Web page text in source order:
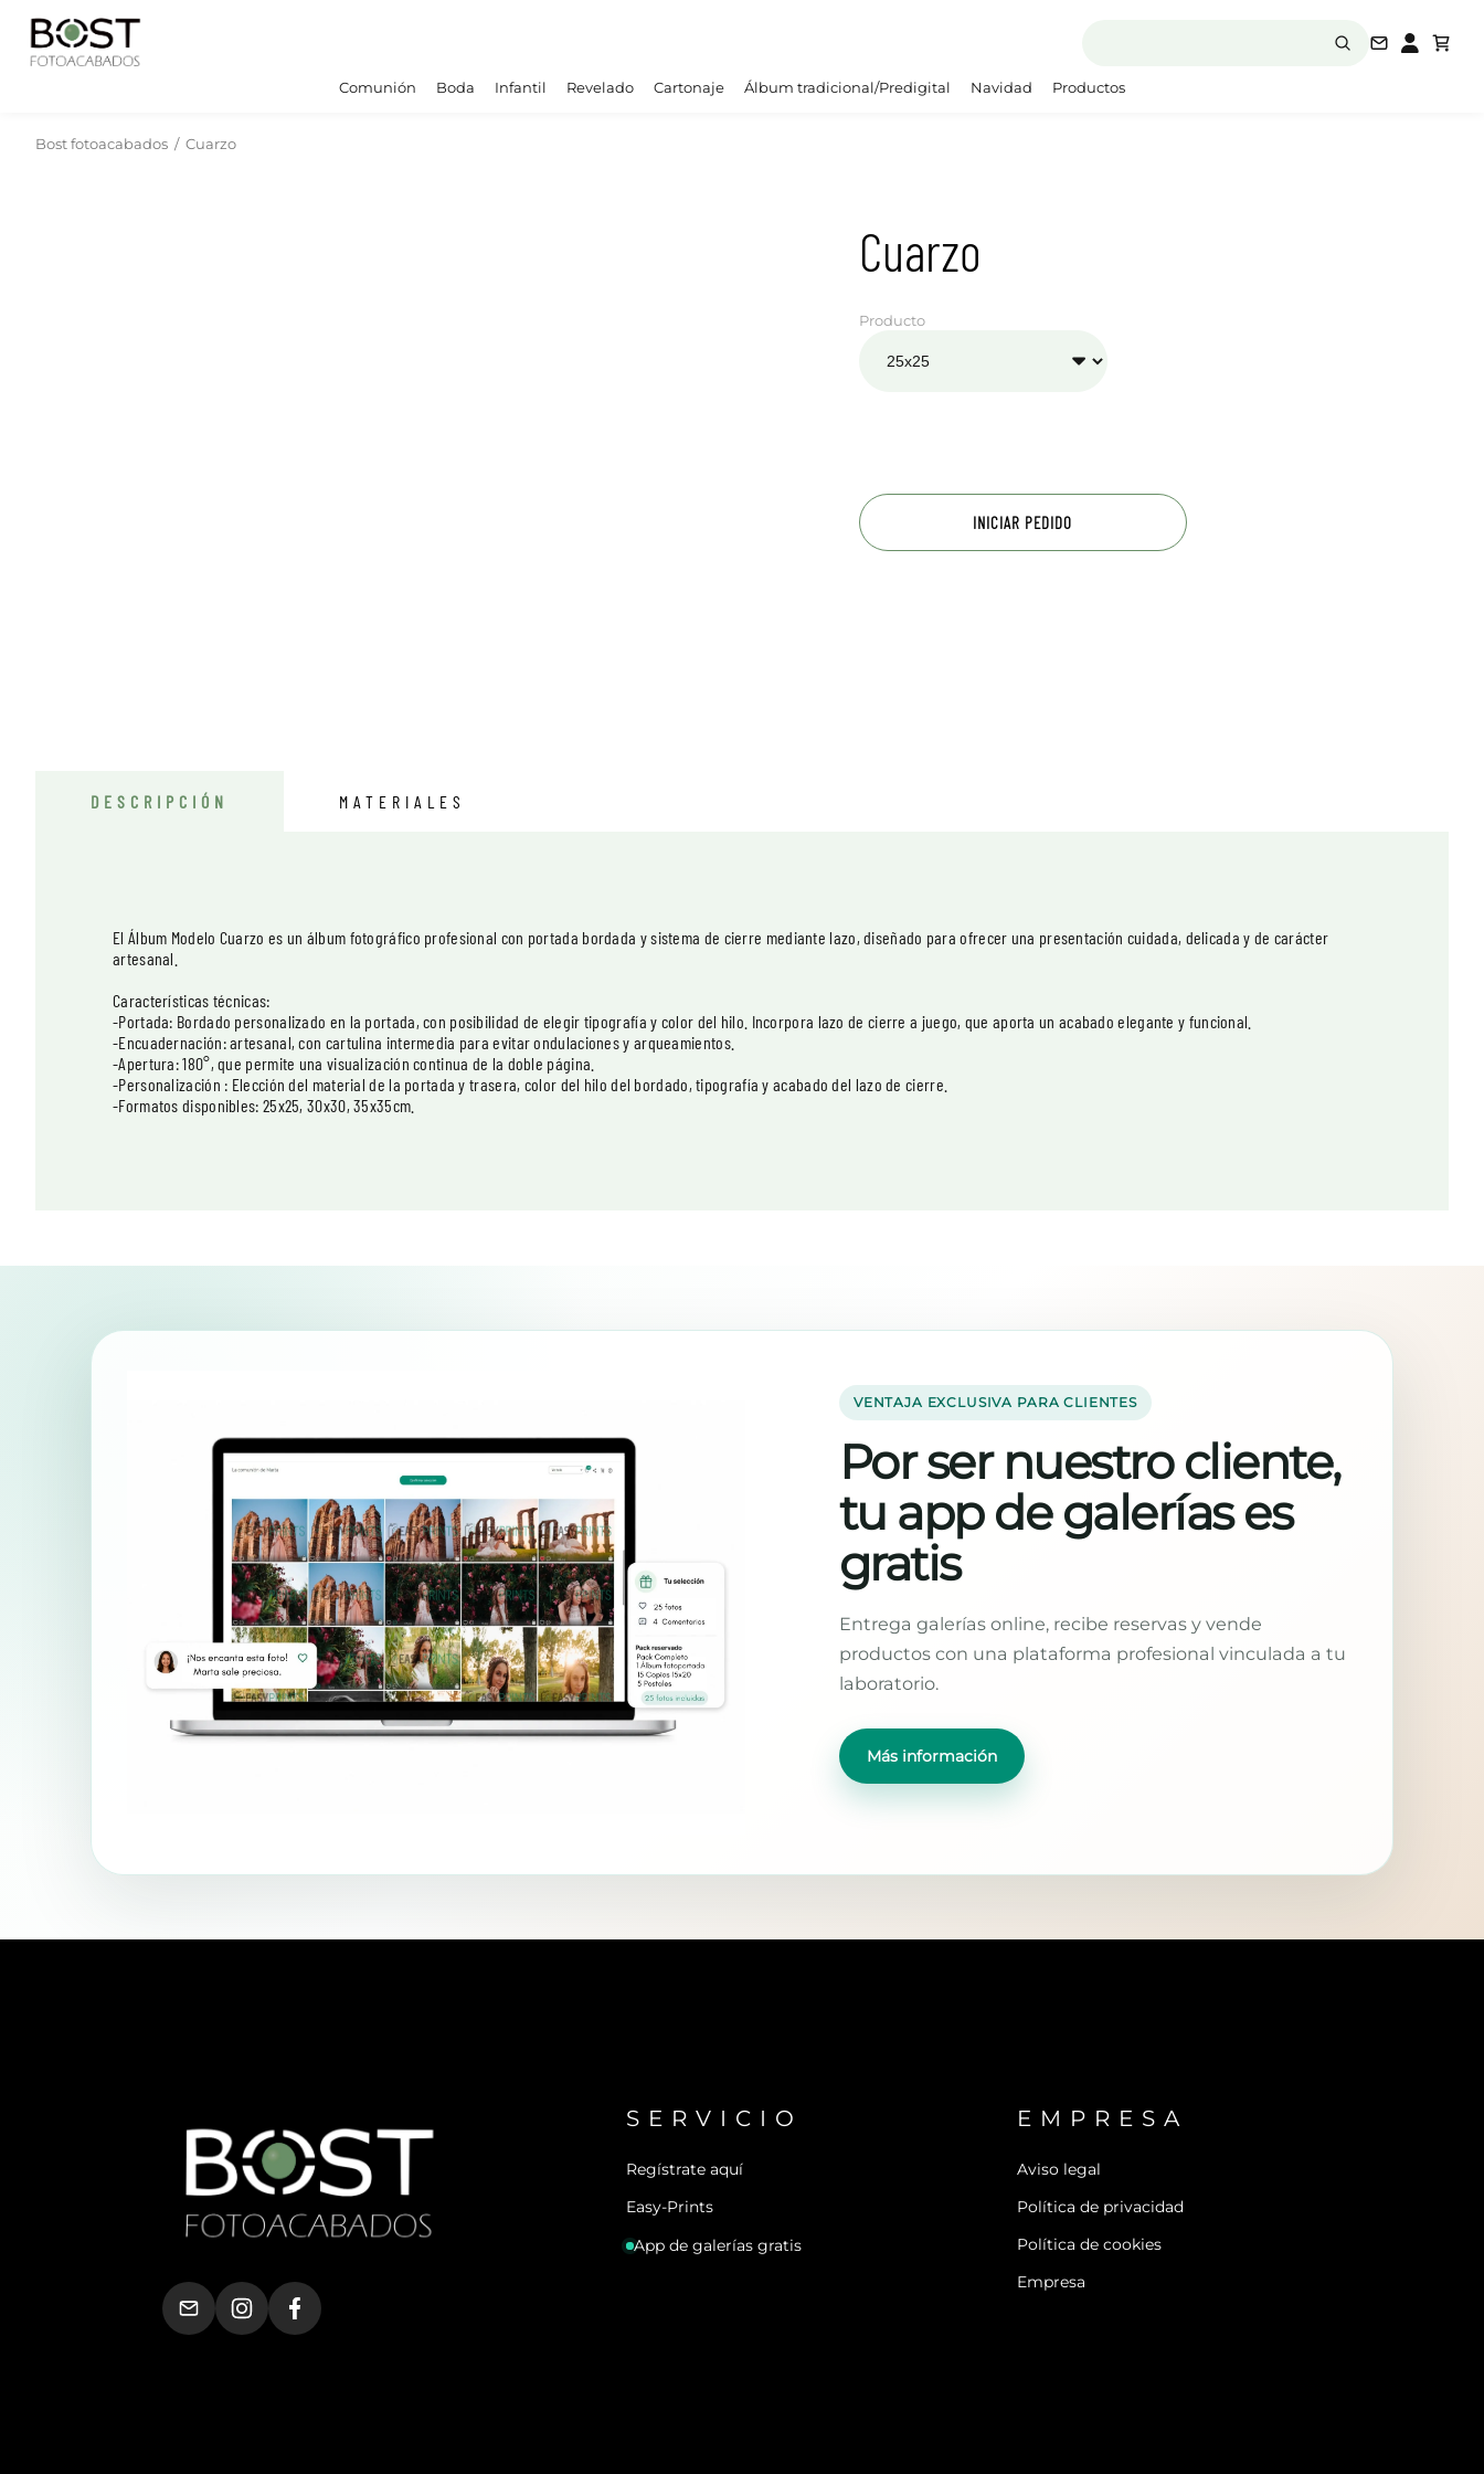
Comunión Boda Infantil Revelado Cartonaje Álbum tradicional/Predigital Navidad Productos
Bost fotoacabados / Cuarzo
Cuarzo
Producto
INICIAR PEDIDO
DESCRIPCIÓN MATERIALES
El Álbum Modelo Cuarzo es un álbum fotográfico profesional con portada bordada y sistema de cierre mediante lazo, diseñado para ofrecer una presentación cuidada, delicada y de carácter
artesanal.
Características técnicas:
-Portada: Bordado personalizado en la portada, con posibilidad de elegir tipografía y color del hilo. Incorpora lazo de cierre a juego, que aporta un acabado elegante y funcional.
-Encuadernación: artesanal, con cartulina intermedia para evitar ondulaciones y arqueamientos.
-Apertura: 180°, que permite una visualización continua de la doble página.
-Personalización : Elección del material de la portada y trasera, color del hilo del bordado, tipografía y acabado del lazo de cierre.
-Formatos disponibles: 25x25, 30x30, 35x35cm.
VENTAJA EXCLUSIVA PARA CLIENTES
Por ser nuestro cliente,
tu app de galerías es
gratis
Entrega galerías online, recibe reservas y vende
productos con una plataforma profesional vinculada a tu
laboratorio.
Más información
SERVICIO
Regístrate aquí
Easy-Prints
App de galerías gratis
EMPRESA
Aviso legal
Política de privacidad
Política de cookies
Empresa